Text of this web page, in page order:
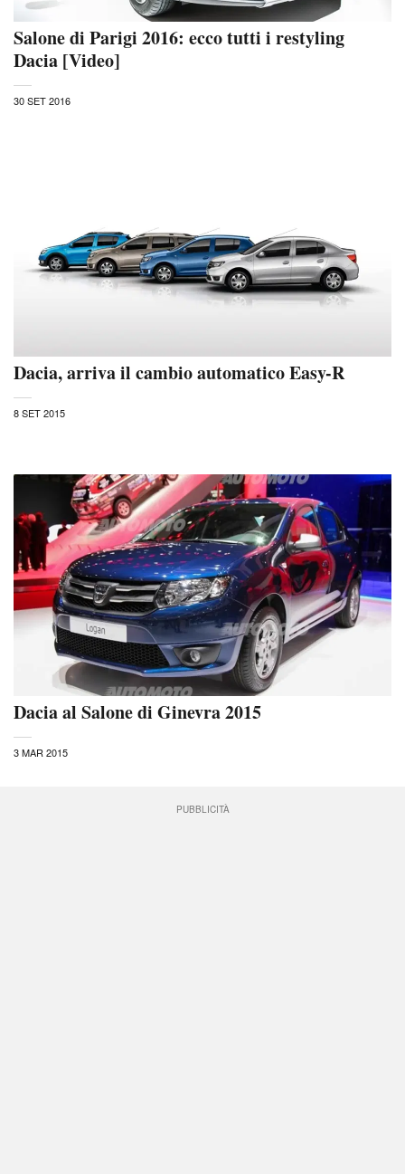
Salone di Parigi 2016: ecco tutti i restyling
Dacia [Video]
30 SET 2016
Dacia, arriva il cambio automatico Easy-R
8 SET 2015
Dacia al Salone di Ginevra 2015
3 MAR 2015
PUBBLICITÀ